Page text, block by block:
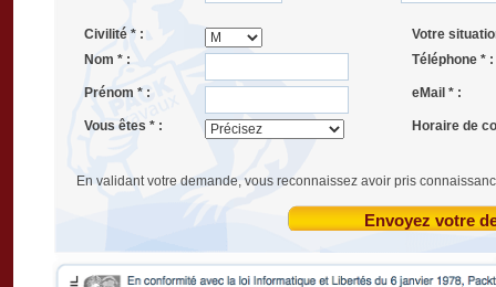
Civilité * :
Votre
Nom * :
Téléphone * :
Prénom * : eMail * :
Vous êtes * : Horaire de
En validant votre demande, vous reconnaissez avoir pris
Envoyez votre